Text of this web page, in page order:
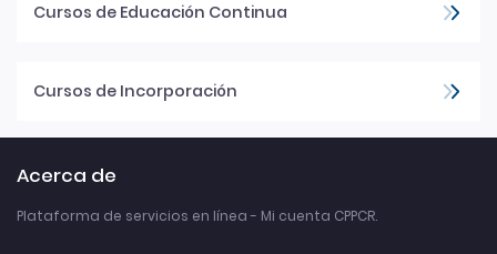
Cursos de Educación Continua
Cursos de Incorporación
Acerca de
Plataforma de servicios en línea - Mi cuenta CPPCR.